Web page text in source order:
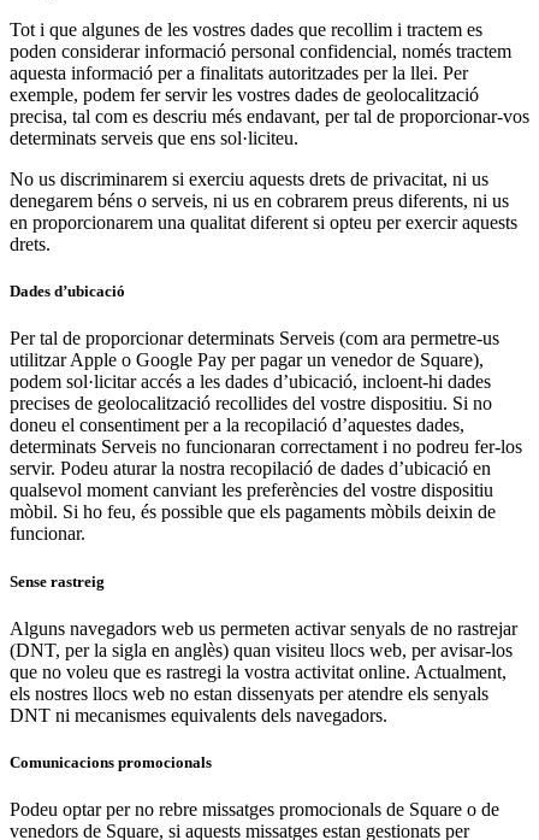
Tot i que algunes de les vostres dades que recollim i tractem es
poden considerar informació personal confidencial, només tractem
aquesta informació per a finalitats autoritzades per la llei. Per
exemple, podem fer servir les vostres dades de geolocalització
precisa, tal com es descriu més endavant, per tal de proporcionar-vos
determinats serveis que ens sol·liciteu.
No us discriminarem si exerciu aquests drets de privacitat, ni us
denegarem béns o serveis, ni us en cobrarem preus diferents, ni us
en proporcionarem una qualitat diferent si opteu per exercir aquests
drets.
Dades d’ubicació
Per tal de proporcionar determinats Serveis (com ara permetre-us
utilitzar Apple o Google Pay per pagar un venedor de Square),
podem sol·licitar accés a les dades d’ubicació, incloent-hi dades
precises de geolocalització recollides del vostre dispositiu. Si no
doneu el consentiment per a la recopilació d’aquestes dades,
determinats Serveis no funcionaran correctament i no podreu fer-los
servir. Podeu aturar la nostra recopilació de dades d’ubicació en
qualsevol moment canviant les preferències del vostre dispositiu
mòbil. Si ho feu, és possible que els pagaments mòbils deixin de
funcionar.
Sense rastreig
Alguns navegadors web us permeten activar senyals de no rastrejar
(DNT, per la sigla en anglès) quan visiteu llocs web, per avisar-los
que no voleu que es rastregi la vostra activitat online. Actualment,
els nostres llocs web no estan dissenyats per atendre els senyals
DNT ni mecanismes equivalents dels navegadors.
Comunicacions promocionals
Podeu optar per no rebre missatges promocionals de Square o de
venedors de Square, si aquests missatges estan gestionats per